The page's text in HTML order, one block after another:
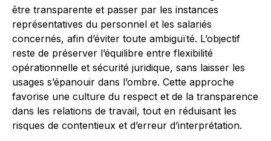
être transparente et passer par les instances
représentatives du personnel et les salariés
concernés, afin d’éviter toute ambiguïté. L’objectif
reste de préserver l’équilibre entre flexibilité
opérationnelle et sécurité juridique, sans laisser les
usages s’épanouir dans l’ombre. Cette approche
favorise une culture du respect et de la transparence
dans les relations de travail, tout en réduisant les
risques de contentieux et d’erreur d’interprétation.